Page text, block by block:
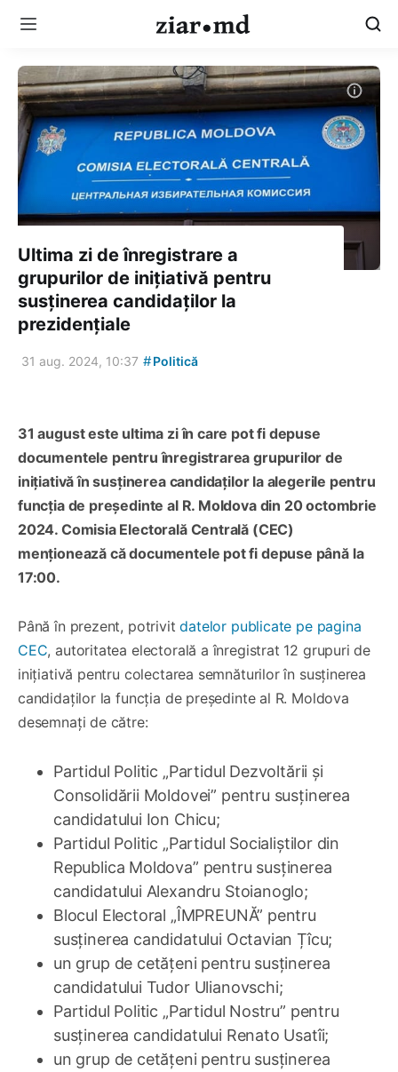
Ultima zi de înregistrare a
grupurilor de inițiativă pentru
susținerea candidaților la
prezidențiale
31 aug. 2024, 10:37 #Politică
31 august este ultima zi în care pot fi depuse
documentele pentru înregistrarea grupurilor de
inițiativă în susținerea candidaților la alegerile pentru
funcția de președinte al R. Moldova din 20 octombrie
2024. Comisia Electorală Centrală (CEC)
menționează că documentele pot fi depuse până la
17:00.
Până în prezent, potrivitdatelor publicate pe pagina
CEC, autoritatea electorală a înregistrat 12 grupuri de
inițiativă pentru colectarea semnăturilor în susținerea
candidaților la funcția de președinte al R. Moldova
desemnați de către:
Partidul Politic „Partidul Dezvoltării şi
Consolidării Moldovei” pentru susținerea
candidatului Ion Chicu;
Partidul Politic „Partidul Socialiștilor din
Republica Moldova” pentru susținerea
candidatului Alexandru Stoianoglo;
Blocul Electoral „ÎMPREUNĂ” pentru
susținerea candidatului Octavian Țîcu;
un grup de cetățeni pentru susținerea
candidatului Tudor Ulianovschi;
Partidul Politic „Partidul Nostru” pentru
susținerea candidatului Renato Usatîi;
un grup de cetățeni pentru susținerea